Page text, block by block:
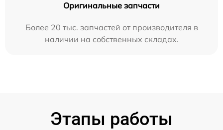
Оригинальные запчасти
Более 20 тыс. запчастей от производителя в
наличии на собственных складах.
Этапы работы